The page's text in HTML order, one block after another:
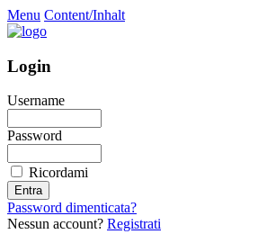
Menu Content/Inhalt
Login
Username
Password
Ricordami
Password dimenticata?
Nessun account? Registrati